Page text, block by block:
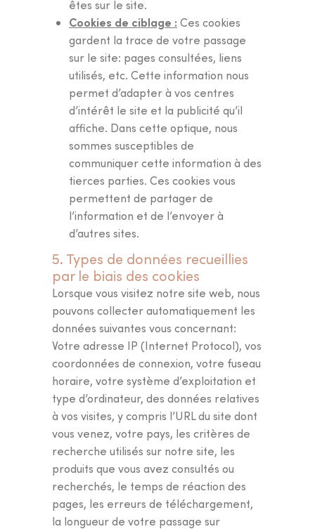
êtes sur le site.
Cookies de ciblage : Ces cookies
gardent la trace de votre passage
sur le site: pages consultées, liens
utilisés, etc. Cette information nous
permet d’adapter à vos centres
d’intérêt le site et la publicité qu’il
affiche. Dans cette optique, nous
sommes susceptibles de
communiquer cette information à des
tierces parties. Ces cookies vous
permettent de partager de
l’information et de l’envoyer à
d’autres sites.
5. Types de données recueillies
par le biais des cookies
Lorsque vous visitez notre site web, nous
pouvons collecter automatiquement les
données suivantes vous concernant:
Votre adresse IP (Internet Protocol), vos
coordonnées de connexion, votre fuseau
horaire, votre système d’exploitation et
type d’ordinateur, des données relatives
à vos visites, y compris l’URL du site dont
vous venez, votre pays, les critères de
recherche utilisés sur notre site, les
produits que vous avez consultés ou
recherchés, le temps de réaction des
pages, les erreurs de téléchargement,
la longueur de votre passage sur
adaptéeà vos besoins
et faites le premier
pas vers votrerituel
beauté.
JE COMMENCE LE TEST